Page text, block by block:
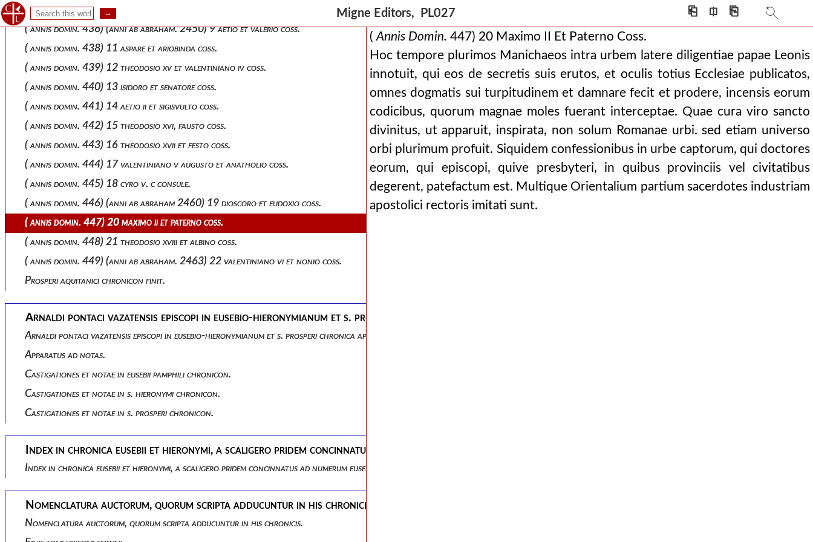
Migne Editors, PL027 ⎗ ⎅ ⎘
( annis domin. 435) 8 basso et antiocho coss.
( annis domin. 436) (anni ab abraham. 2450) 9 aetio et valerio coss.
( annis domin. 438) 11 aspare et ariobinda coss.
( annis domin. 439) 12 theodosio xv et valentiniano iv coss.
( annis domin. 440) 13 isidoro et senatore coss.
( annis domin. 441) 14 aetio ii et sigisvulto coss.
( annis domin. 442) 15 theodosio xvi, fausto coss.
( annis domin. 443) 16 theodosio xvii et festo coss.
( annis domin. 444) 17 valentiniano v augusto et anatholio coss.
( annis domin. 445) 18 cyro v. c consule.
( annis domin. 446) (anni ab abraham 2460) 19 dioscoro et eudoxio coss.
( annis domin. 447) 20 maximo ii et paterno coss.
( annis domin. 448) 21 theodosio xviii et albino coss.
( annis domin. 449) (anni ab abraham. 2463) 22 valentiniano vi et nonio coss.
Prosperi aquitanici chronicon finit.
Arnaldi pontaci vazatensis episcopi in eusebio-hieronymianum et s. prosperi chronica apparatus, castigationes et notae.
Arnaldi pontaci vazatensis episcopi in eusebio-hieronymianum et s. prosperi chronica apparatus, castigationes et notae.
Apparatus ad notas.
Castigationes et notae in eusebii pamphili chronicon.
Castigationes et notae in s. hieronymi chronicon.
Castigationes et notae in s. prosperi chronicon.
Index in chronica eusebii et hieronymi, a scaligero pridem concinnatus ad numerum eusebianum, auctior nunc, pluribusque locis emendatior.
Index in chronica eusebii et hieronymi, a scaligero pridem concinnatus ad numerum eusebianum, auctior nunc, pluribusque locis emendatior.
Nomenclatura auctorum, quorum scripta adducuntur in his chronicis.
Nomenclatura auctorum, quorum scripta adducuntur in his chronicis.
( Annis Domin. 447) 20 Maximo II Et Paterno Coss.
Hoc tempore plurimos Manichaeos intra urbem latere diligentiae papae Leonis
innotuit, qui eos de secretis suis erutos, et oculis totius Ecclesiae publicatos,
omnes dogmatis sui turpitudinem et damnare fecit et prodere, incensis eorum
codicibus, quorum magnae moles fuerant interceptae. Quae cura viro sancto
divinitus, ut apparuit, inspirata, non solum Romanae urbi. sed etiam universo
orbi plurimum profuit. Siquidem confessionibus in urbe captorum, qui doctores
eorum, qui episcopi, quive presbyteri, in quibus provinciis vel civitatibus
degerent, patefactum est. Multique Orientalium partium sacerdotes industriam
apostolici rectoris imitati sunt.